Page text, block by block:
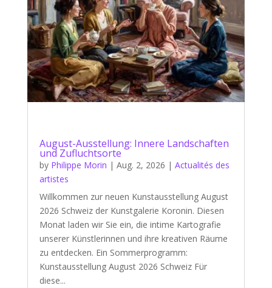
August-Ausstellung: Innere Landschaften
und Zufluchtsorte
by Philippe Morin | Aug. 2, 2026 | Actualités des
artistes
Willkommen zur neuen Kunstausstellung August
2026 Schweiz der Kunstgalerie Koronin. Diesen
Monat laden wir Sie ein, die intime Kartografie
unserer Künstlerinnen und ihre kreativen Räume
zu entdecken. Ein Sommerprogramm:
Kunstausstellung August 2026 Schweiz Für
diese...